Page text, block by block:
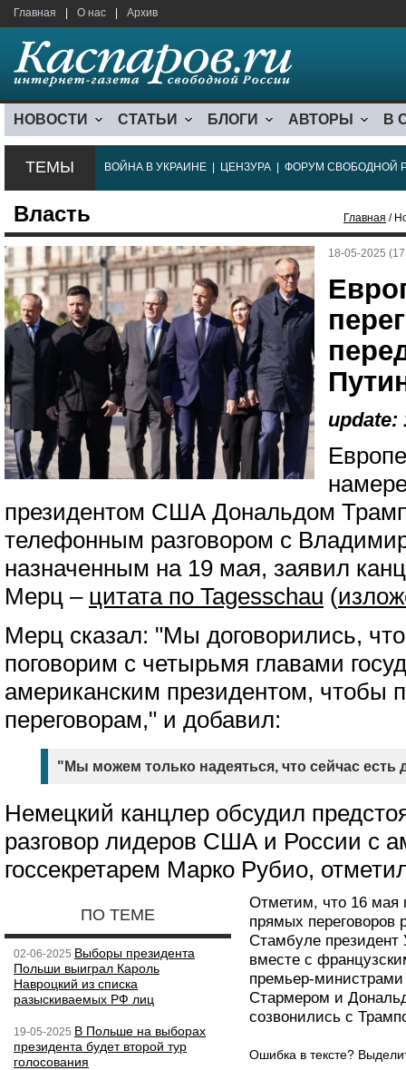
Главная О нас Архив
НОВОСТИ СТАТЬИ БЛОГИ АВТОРЫ В
ТЕМЫ ВОЙНА В УКРАИНЕ ЦЕНЗУРА ФОРУМ СВОБОДНОЙ
Власть Главная /
18-05-2025
update:
президентом США Дональдом
телефонным разговором с
назначенным на 19 мая, заявил
Мерц – цитата по Tagesschau (
Мерц сказал: "Мы договорились,
поговорим с четырьмя главами
американским президентом, чтобы
переговорам," и добавил:
"Мы можем только надеяться, что сейчас есть
Немецкий канцлер обсудил
разговор лидеров США и России с
госсекретарем Марко Рубио,
ПО ТЕМЕ
02-06-2025 Выборы президента
Польши выиграл Кароль
Навроцкий из списка
разыскиваемых РФ лиц
19-05-2025 В Польше на выборах
президента будет второй тур
голосования
Отметим, что 16 мая
прямых переговоров
Стамбуле
вместе с
премьер-
Стармером и
созвонились с
Ошибка в тексте?